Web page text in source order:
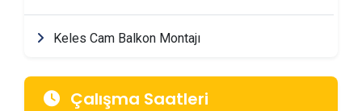
Keles Cam Balkon Montajı
Çalışma Saatleri